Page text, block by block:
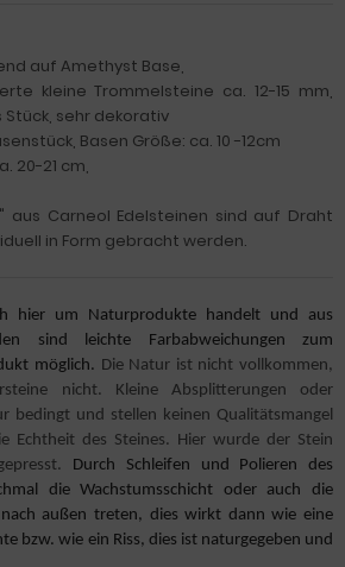
auf Amethyst Base,
kleine Trommelsteine ca. 12-15 mm,
sehr dekorativ
Basen Größe: ca. 10 -12cm
20-21 cm,
aus Carneol Edelsteinen sind auf Draht
in Form gebracht werden.
hier um Naturprodukte handelt und aus
sind leichte Farbabweichungen zum
möglich. Die Natur ist nicht vollkommen,
nicht. Kleine Absplitterungen oder
bedingt und stellen keinen Qualitätsmangel
Echtheit des Steines. Hier wurde der Stein
Durch Schleifen und Polieren des
die Wachstumsschicht oder auch die
nach außen treten, dies wirkt dann wie eine
bzw. wie ein Riss, dies ist naturgegeben und